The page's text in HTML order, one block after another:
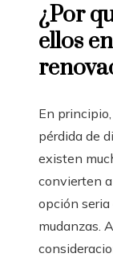
¿Por
ellos
En
pérdida de
existen
convierten
opción
mudanzas.